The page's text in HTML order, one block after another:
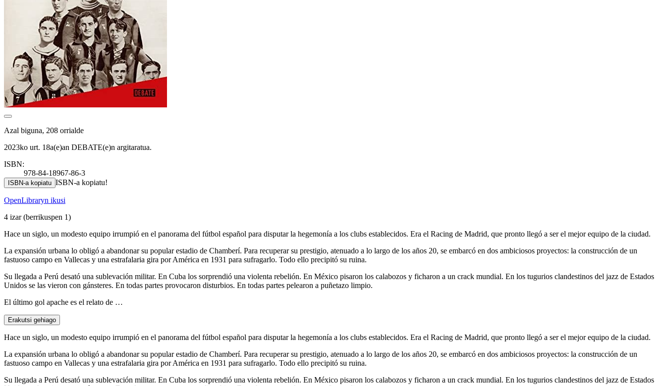
Azal biguna, 208 orrialde
2023ko urt. 18a(e)an DEBATE(e)n argitaratua.
ISBN:
978-84-18967-86-3
ISBN-a kopiatu ISBN-a kopiatu!
OpenLibraryn ikusi
4 izar(berrikuspen 1)
Hace un siglo, un modesto equipo irrumpió en el panorama del fútbol español para disputar la hegemonía a los clubs establecidos. Era el Racing de Madrid, que pronto llegó a ser el mejor equipo de la ciudad.
La expansión urbana lo obligó a abandonar su popular estadio de Chamberí. Para recuperar su prestigio, atenuado a lo largo de los años 20, se embarcó en dos ambiciosos proyectos: la construcción de un
fastuoso campo en Vallecas y una estrafalaria gira por América en 1931 para sufragarlo. Todo ello precipitó su ruina.
Su llegada a Perú desató una sublevación militar. En Cuba los sorprendió una violenta rebelión. En México pisaron los calabozos y ficharon a un crack mundial. En los tugurios clandestinos del jazz de Estados
Unidos se las vieron con gánsteres. En todas partes provocaron disturbios. En todas partes pelearon a puñetazo limpio.
El último gol apache es el relato de …
Erakutsi gehiago
Hace un siglo, un modesto equipo irrumpió en el panorama del fútbol español para disputar la hegemonía a los clubs establecidos. Era el Racing de Madrid, que pronto llegó a ser el mejor equipo de la ciudad.
La expansión urbana lo obligó a abandonar su popular estadio de Chamberí. Para recuperar su prestigio, atenuado a lo largo de los años 20, se embarcó en dos ambiciosos proyectos: la construcción de un
fastuoso campo en Vallecas y una estrafalaria gira por América en 1931 para sufragarlo. Todo ello precipitó su ruina.
Su llegada a Perú desató una sublevación militar. En Cuba los sorprendió una violenta rebelión. En México pisaron los calabozos y ficharon a un crack mundial. En los tugurios clandestinos del jazz de Estados